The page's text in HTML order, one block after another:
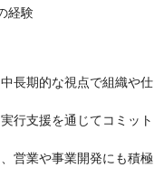
経験
長期的な視点で組織や仕
行支援を通じてコミット
営業や事業開発にも積極